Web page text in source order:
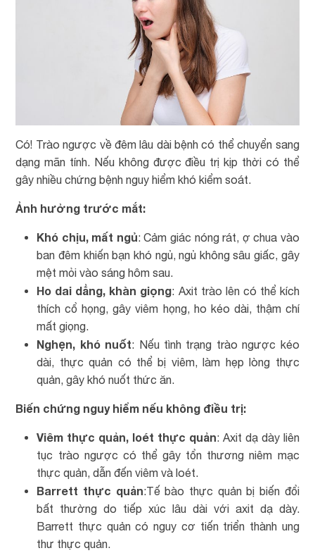
Có! Trào ngược về đêm lâu dài bệnh có thể chuyển sang
dạng mãn tính. Nếu không được điều trị kịp thời có thể
gây nhiều chứng bệnh nguy hiểm khó kiểm soát.
Ảnh hưởng trước mắt:
Khó chịu, mất ngủ: Cảm giác nóng rát, ợ chua vào
ban đêm khiến bạn khó ngủ, ngủ không sâu giấc, gây
mệt mỏi vào sáng hôm sau.
Ho dai dẳng, khàn giọng: Axit trào lên có thể kích
thích cổ họng, gây viêm họng, ho kéo dài, thậm chí
mất giọng.
Nghẹn, khó nuốt: Nếu tình trạng trào ngược kéo
dài, thực quản có thể bị viêm, làm hẹp lòng thực
quản, gây khó nuốt thức ăn.
Biến chứng nguy hiểm nếu không điều trị:
Viêm thực quản, loét thực quản: Axit dạ dày liên
tục trào ngược có thể gây tổn thương niêm mạc
thực quản, dẫn đến viêm và loét.
Barrett thực quản:Tế bào thực quản bị biến đổi
bất thường do tiếp xúc lâu dài với axit dạ dày.
Barrett thực quản có nguy cơ tiến triển thành ung
thư thực quản.